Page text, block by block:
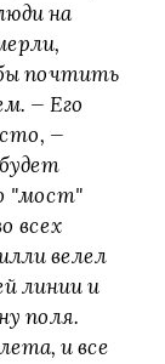
на
почтить
— Его
—
"мост"
всех
велел
линии и
поля.
и все